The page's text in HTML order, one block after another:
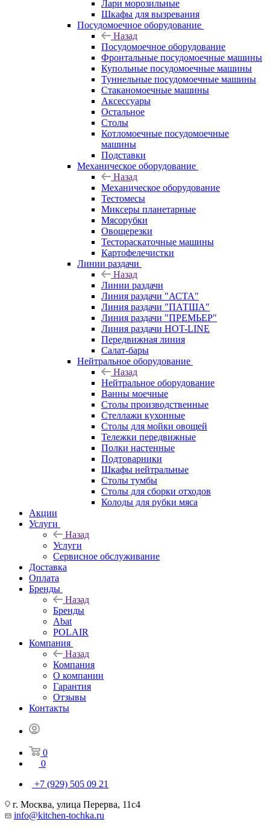
Лари морозильные
Шкафы для вызревания
Посудомоечное оборудование
Назад
Посудомоечное оборудование
Фронтальные посудомоечные машины
Купольные посудомоечные машины
Туннельные посудомоечные машины
Стаканомоечные машины
Аксессуары
Остальное
Столы
Котломоечные посудомоечные
машины
Подставки
Механическое оборудование
Назад
Механическое оборудование
Тестомесы
Миксеры планетарные
Мясорубки
Овощерезки
Тестораскаточные машины
Картофелечистки
Линии раздачи
Назад
Линии раздачи
Линия раздачи "АСТА"
Линия раздачи "ПАТША"
Линия раздачи "ПРЕМЬЕР"
Линия раздачи HOT-LINE
Передвижная линия
Салат-бары
Нейтральное оборудование
Назад
Нейтральное оборудование
Ванны моечные
Столы производственные
Стеллажи кухонные
Столы для мойки овощей
Тележки передвижные
Полки настенные
Подтоварники
Шкафы нейтральные
Столы тумбы
Столы для сборки отходов
Колоды для рубки мяса
Акции
Услуги
Назад
Услуги
Сервисное обслуживание
Доставка
Оплата
Бренды
Назад
Бренды
Abat
POLAIR
Компания
Назад
Компания
О компании
Гарантия
Отзывы
Контакты
0
0
+7 (929) 505 09 21
г. Москва, улица Перерва, 11с4
info@kitchen-tochka.ru